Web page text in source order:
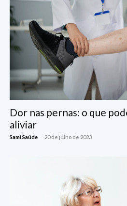
Dor nas pernas: o que
aliviar
Sami Saúde - 20 de julho de 2023